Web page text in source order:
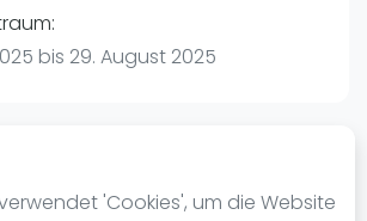
'Cookies', um die Website
bis 29. August 2025